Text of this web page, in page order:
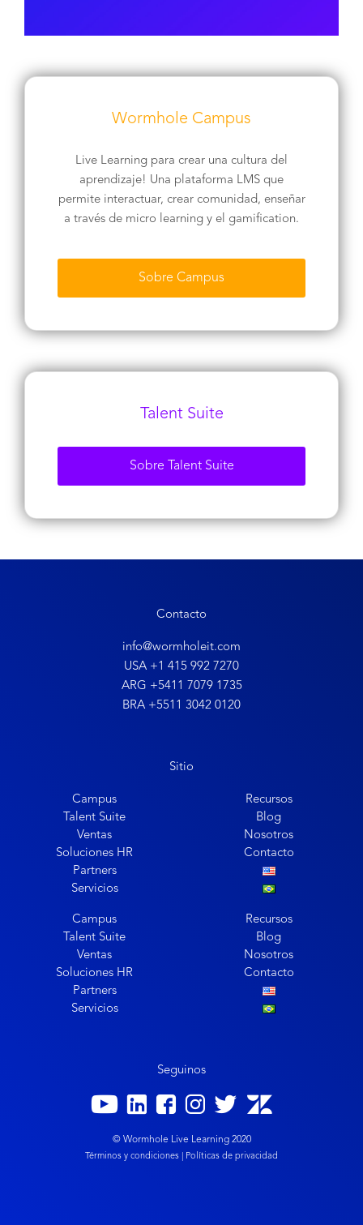
Wormhole Campus
Live Learning para crear una cultura del
aprendizaje! Una plataforma LMS que
permite interactuar, crear comunidad, enseñar
a través de micro learning y el gamification.
Sobre Campus
Talent Suite
Sobre Talent Suite
Sitio
Campus
Talent Suite
Ventas
Soluciones HR
Partners
Servicios
Recursos
Blog
Nosotros
Contacto
Campus
Talent Suite
Ventas
Soluciones HR
Partners
Servicios
Recursos
Blog
Nosotros
Contacto
Contacto
info@wormholeit.com
USA +1 415 992 7270
ARG +5411 7079 1735
BRA +5511 3042 0120
Seguinos
© Wormhole Live Learning 2020
Términos y condiciones | Políticas de privacidad